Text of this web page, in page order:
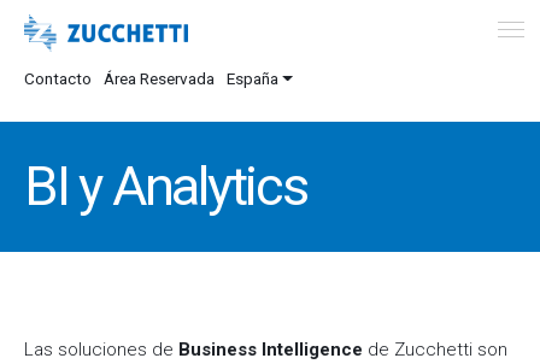
Contacto Área Reservada España
BI y Analytics
Las soluciones de Business Intelligence de Zucchetti son